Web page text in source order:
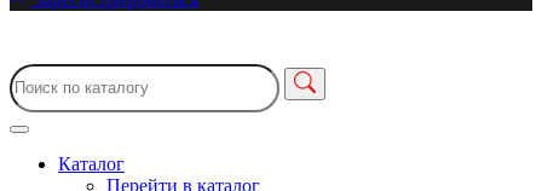
Каталог
Перейти в каталог